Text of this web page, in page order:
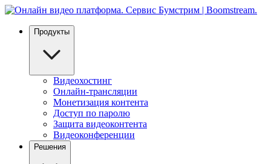
Продукты
Видеохостинг
Онлайн-трансляции
Монетизация контента
Доступ по паролю
Защита видеоконтента
Видеоконференции
Решения